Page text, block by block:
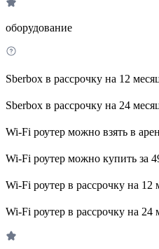
оборудование
Sberbox в рассрочку на 12
Sberbox в рассрочку на 24
Wi-Fi роутер можно взять в
Wi-Fi роутер можно купить за
Wi-Fi роутер в рассрочку на 12
Wi-Fi роутер в рассрочку на 24